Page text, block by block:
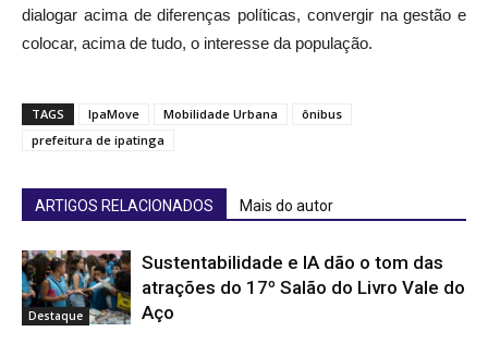
dialogar acima de diferenças políticas, convergir na gestão e
colocar, acima de tudo, o interesse da população.
TAGS IpaMove Mobilidade Urbana
ônibus
prefeitura de ipatinga
ARTIGOS RELACIONADOS Mais do autor
Destaque
Sustentabilidade e IA dão o tom das
atrações do 17º Salão do Livro Vale do
Aço